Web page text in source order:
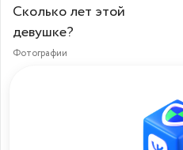
Сколько лет этой
девушке?
Фотографии